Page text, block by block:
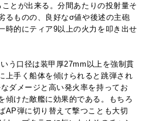
とが出来る。分間あたりの投射量そ
るものの、良好なσ値や後述の主砲
時的にティア9以上の火力を叩き出せ
う口径は装甲厚27mm以上を強制貫
上手く船体を傾けられると跳弾され
ダメージと高い発火率を持ってお
傾けた敵艦に効果的である。もちろ
AP弾に切り替えて撃つことも大切